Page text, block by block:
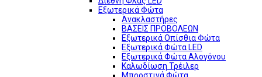
Εξωτερικά Φώτα
Ανακλαστήρες
ΒΑΣΕΙΣ ΠΡΟΒΟΛΕΩΝ
Εξωτερικά Οπίσθια Φώτα
Εξωτερικά Φώτα LED
Εξωτερικά Φώτα Αλογόνου
Καλωδίωση Τρέιλερ